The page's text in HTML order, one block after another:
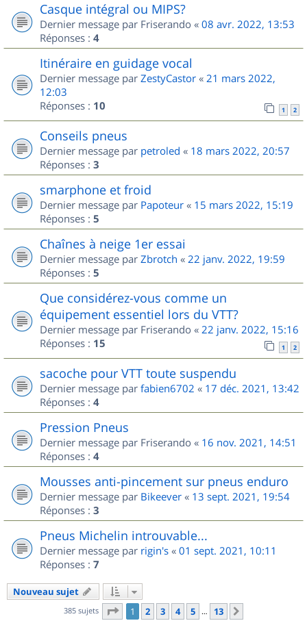
Casque intégral ou MIPS?
Dernier message par Friserando « 08 avr. 2022, 13:53
Réponses : 4
Itinéraire en guidage vocal
Dernier message par ZestyCastor « 21 mars 2022,
12:03
Réponses : 10 1 2
Conseils pneus
Dernier message par petroled « 18 mars 2022, 20:57
Réponses : 3
smarphone et froid
Dernier message par Papoteur « 15 mars 2022, 15:19
Réponses : 5
Chaînes à neige 1er essai
Dernier message par Zbrotch « 22 janv. 2022, 19:59
Réponses : 5
Que considérez-vous comme un
équipement essentiel lors du VTT?
Dernier message par Friserando « 22 janv. 2022, 15:16
Réponses : 15 1 2
sacoche pour VTT toute suspendu
Dernier message par fabien6702 « 17 déc. 2021, 13:42
Réponses : 4
Pression Pneus
Dernier message par Friserando « 16 nov. 2021, 14:51
Réponses : 4
Mousses anti-pincement sur pneus enduro
Dernier message par Bikeever « 13 sept. 2021, 19:54
Réponses : 3
Pneus Michelin introuvable...
Dernier message par rigin's « 01 sept. 2021, 10:11
Réponses : 7
Nouveau sujet
385 sujets Page 1sur
1 2 3 4 5 … 13